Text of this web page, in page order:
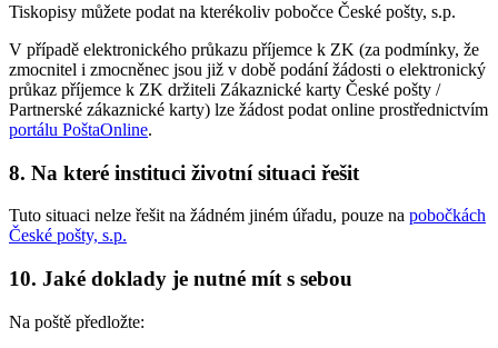
Tiskopisy můžete podat na kterékoliv pobočce České pošty, s.p.
V případě elektronického průkazu příjemce k ZK (za podmínky, že
zmocnitel i zmocněnec jsou již v době podání žádosti o elektronický
průkaz příjemce k ZK držiteli Zákaznické karty České pošty /
Partnerské zákaznické karty) lze žádost podat online prostřednictvím
portálu PoštaOnline.
8. Na které instituci životní situaci řešit
Tuto situaci nelze řešit na žádném jiném úřadu, pouze na pobočkách
České pošty, s.p.
10. Jaké doklady je nutné mít s sebou
Na poště předložte: